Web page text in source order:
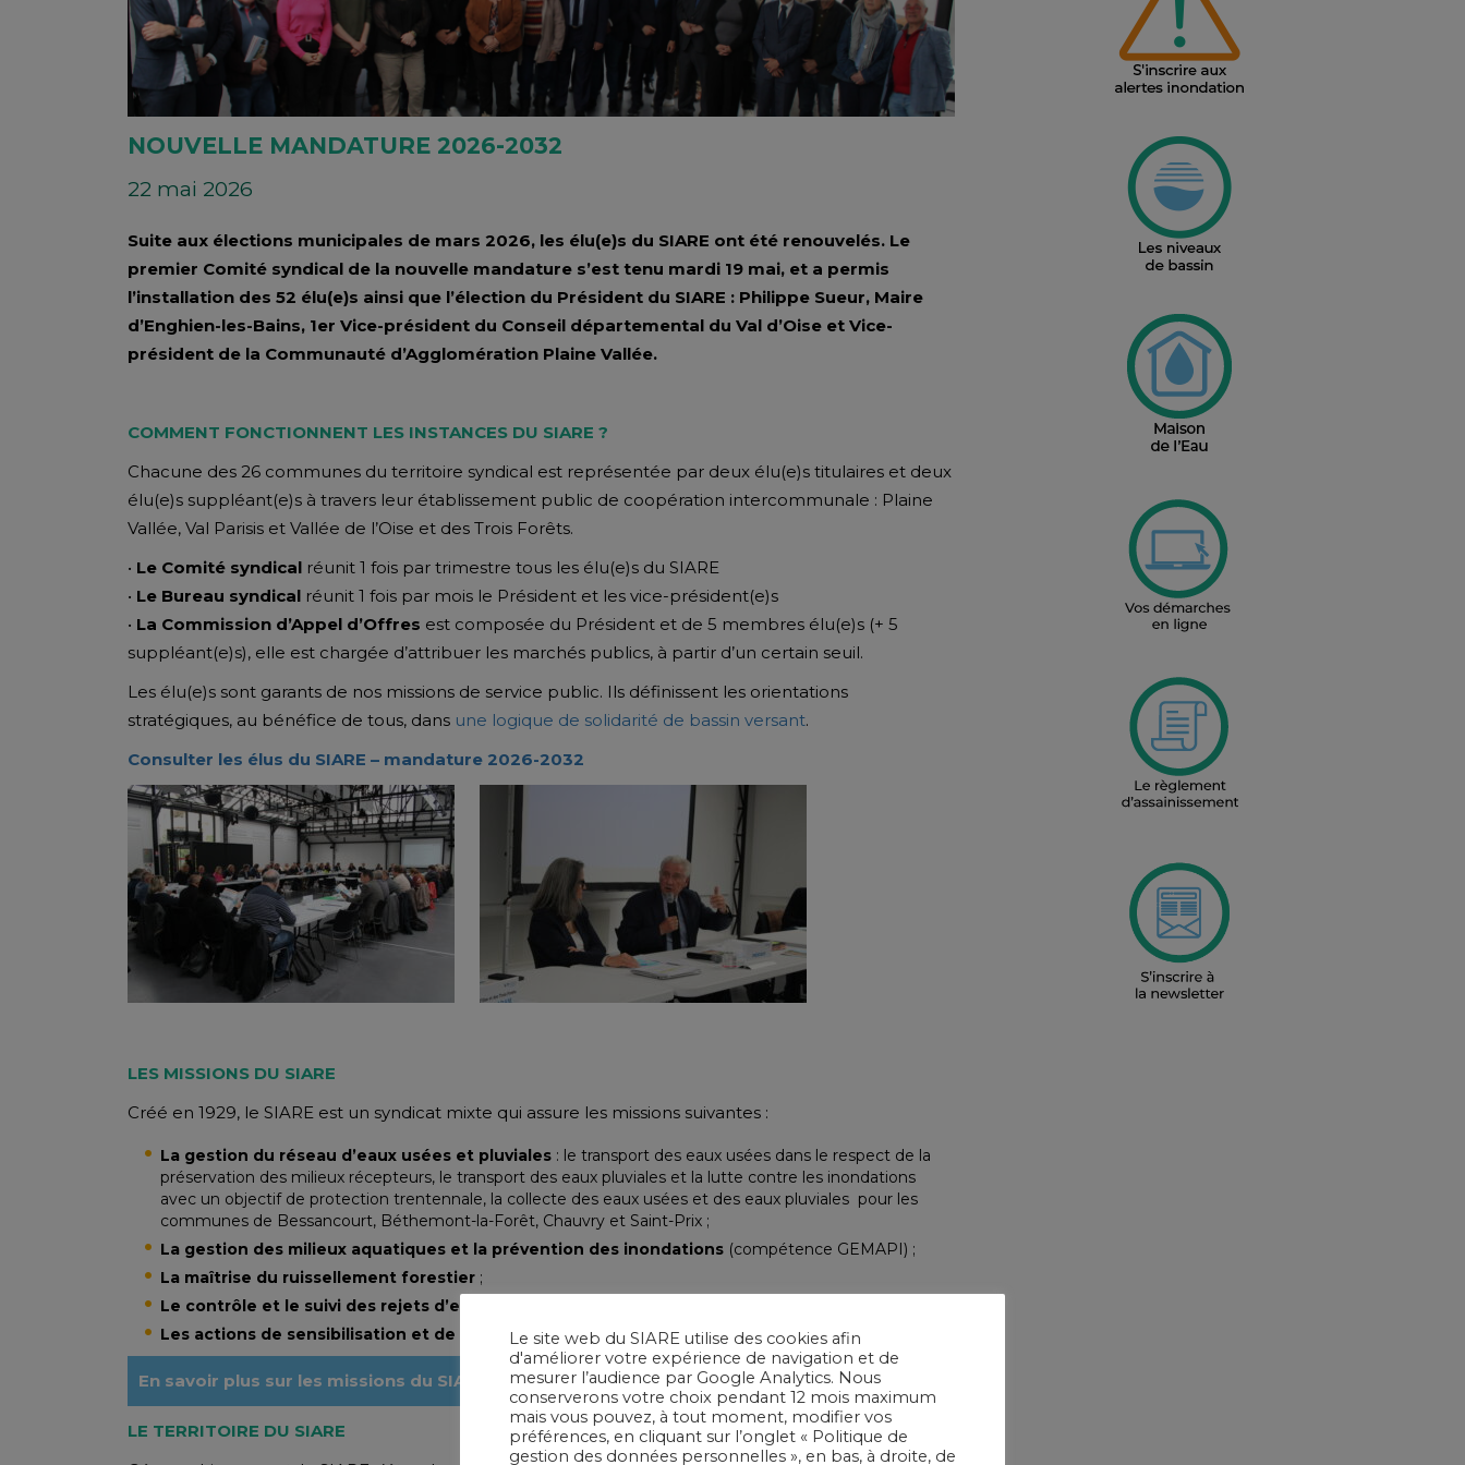
NOUVELLE MANDATURE 2026-2032
22 mai 2026
Suite aux élections municipales de mars 2026, les élu(e)s du SIARE ont été renouvelés. Le
premier Comité syndical de la nouvelle mandature s’est tenu mardi 19 mai, et a permis
l’installation des 52 élu(e)s ainsi que l’élection du Président du SIARE : Philippe Sueur, Maire
d’Enghien-les-Bains, 1er Vice-président du Conseil départemental du Val d’Oise et Vice-
président de la Communauté d’Agglomération Plaine Vallée.
COMMENT FONCTIONNENT LES INSTANCES DU SIARE ?
Chacune des 26 communes du territoire syndical est représentée par deux élu(e)s titulaires et deux
élu(e)s suppléant(e)s à travers leur établissement public de coopération intercommunale : Plaine
Vallée, Val Parisis et Vallée de l’Oise et des Trois Forêts.
• Le Comité syndical réunit 1 fois par trimestre tous les élu(e)s du SIARE
• Le Bureau syndical réunit 1 fois par mois le Président et les vice-président(e)s
• La Commission d’Appel d’Offres est composée du Président et de 5 membres élu(e)s (+ 5
suppléant(e)s), elle est chargée d’attribuer les marchés publics, à partir d’un certain seuil.
Les élu(e)s sont garants de nos missions de service public. Ils définissent les orientations
stratégiques, au bénéfice de tous, dans une logique de solidarité de bassin versant.
Consulter les élus du SIARE – mandature 2026-2032
LES MISSIONS DU SIARE
Créé en 1929, le SIARE est un syndicat mixte qui assure les missions suivantes :
La gestion du réseau d’eaux usées et pluviales : le transport des eaux usées dans le respect de la
préservation des milieux récepteurs, le transport des eaux pluviales et la lutte contre les inondations
avec un objectif de protection trentennale, la collecte des eaux usées et des eaux pluviales pour les
communes de Bessancourt, Béthemont-la-Forêt, Chauvry et Saint-Prix ;
La gestion des milieux aquatiques et la prévention des inondations (compétence GEMAPI) ;
La maîtrise du ruissellement forestier ;
Le contrôle et le suivi des rejets d’eaux usées non domestiques
Les actions de sensibilisation et de communication.
En savoir plus sur les missions du SIARE
LE TERRITOIRE DU SIARE
Le site web du SIARE utilise des cookies afin
d'améliorer votre expérience de navigation et de
mesurer l’audience par Google Analytics. Nous
conserverons votre choix pendant 12 mois maximum
mais vous pouvez, à tout moment, modifier vos
préférences, en cliquant sur l’onglet « Politique de
gestion des données personnelles », en bas, à droite, de